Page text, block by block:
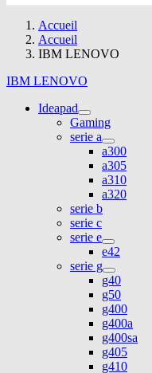
Accueil
Accueil
IBM LENOVO
IBM LENOVO
Ideapad
Gaming
serie a
a300
a305
a310
a320
serie b
serie c
serie e
e42
serie g
g40
g50
g400
g400a
g400sa
g405
g410